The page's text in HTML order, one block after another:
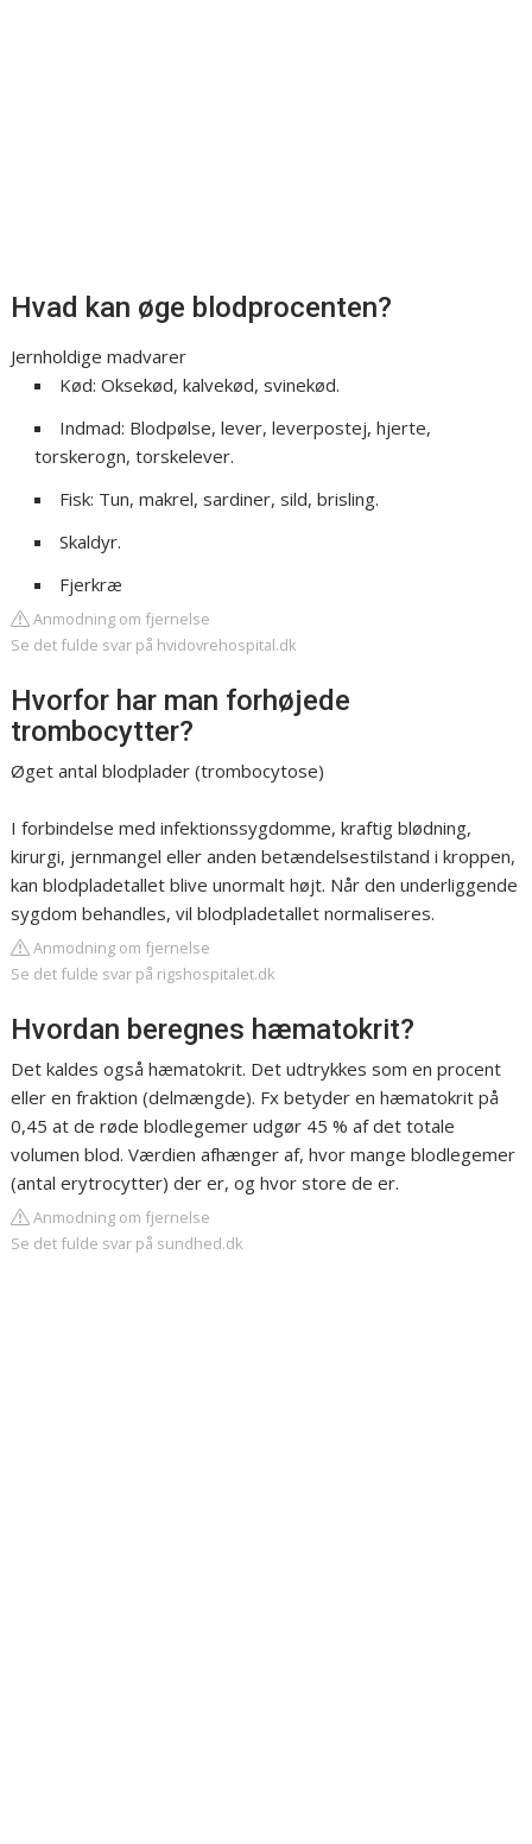
Hvad kan øge blodprocenten?
Jernholdige madvarer
Kød: Oksekød, kalvekød, svinekød.
Indmad: Blodpølse, lever, leverpostej, hjerte,
torskerogn, torskelever.
Fisk: Tun, makrel, sardiner, sild, brisling.
Skaldyr.
Fjerkræ
Anmodning om fjernelse
Se det fulde svar på hvidovrehospital.dk
Hvorfor har man forhøjede
trombocytter?
Øget antal blodplader (trombocytose)
I forbindelse med infektionssygdomme, kraftig blødning,
kirurgi, jernmangel eller anden betændelsestilstand i kroppen,
kan blodpladetallet blive unormalt højt. Når den underliggende
sygdom behandles, vil blodpladetallet normaliseres.
Anmodning om fjernelse
Se det fulde svar på rigshospitalet.dk
Hvordan beregnes hæmatokrit?
Det kaldes også hæmatokrit. Det udtrykkes som en procent
eller en fraktion (delmængde). Fx betyder en hæmatokrit på
0,45 at de røde blodlegemer udgør 45 % af det totale
volumen blod. Værdien afhænger af, hvor mange blodlegemer
(antal erytrocytter) der er, og hvor store de er.
Anmodning om fjernelse
Se det fulde svar på sundhed.dk